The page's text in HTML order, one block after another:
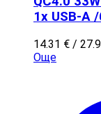
1x USB-A
14.31 € /
Още